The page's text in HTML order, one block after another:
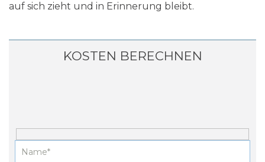
auf sich zieht und in Erinnerung bleibt.
KOSTEN BERECHNEN